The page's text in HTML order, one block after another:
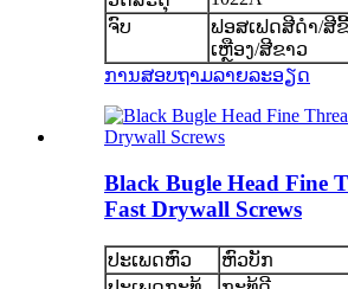
ຈົບ
ຟອສເຟດສີດໍາ/ສີ
ເຫຼືອງ/ສີຂາວ
ການສອບຖາມລາຍລະອຽດ
Black Bugle Head Fine
Fast Drywall Screws
ປະເພດຫົວ
ຫົວບັກ